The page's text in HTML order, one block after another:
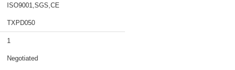
ISO9001,SGS,CE
TXPD050
1
Negotiated